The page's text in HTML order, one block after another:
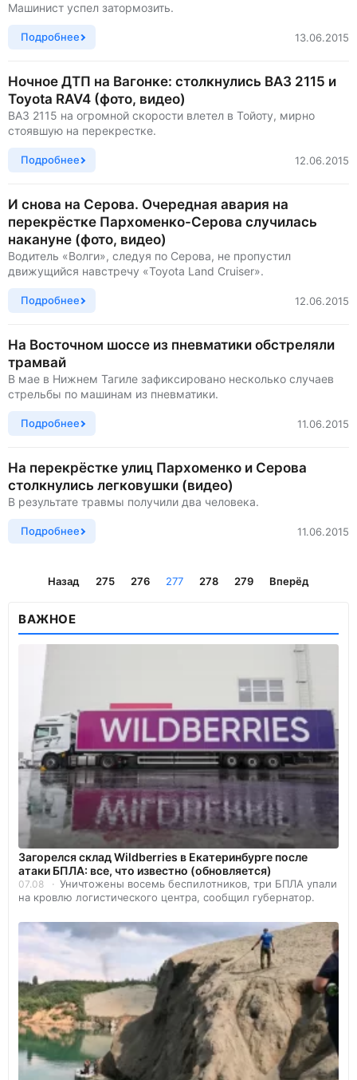
Машинист успел затормозить.
Подробнее 13.06.2015
Ночное ДТП на Вагонке: столкнулись ВАЗ 2115 и
Toyota RAV4 (фото, видео)
ВАЗ 2115 на огромной скорости влетел в Тойоту, мирно
стоявшую на перекрестке.
Подробнее 12.06.2015
И снова на Серова. Очередная авария на
перекрёстке Пархоменко-Серова случилась
накануне (фото, видео)
Водитель «Волги», следуя по Серова, не пропустил
движущийся навстречу «Toyota Land Cruiser».
Подробнее 12.06.2015
На Восточном шоссе из пневматики обстреляли
трамвай
В мае в Нижнем Тагиле зафиксировано несколько случаев
стрельбы по машинам из пневматики.
Подробнее 11.06.2015
На перекрёстке улиц Пархоменко и Серова
столкнулись легковушки (видео)
В результате травмы получили два человека.
Подробнее 11.06.2015
Назад 275 276 277 278 279 Вперёд
ВАЖНОЕ
Загорелся склад Wildberries в Екатеринбурге после
атаки БПЛА: все, что известно (обновляется)
07.08
Уничтожены восемь беспилотников, три БПЛА упали
на кровлю логистического центра, сообщил губернатор.